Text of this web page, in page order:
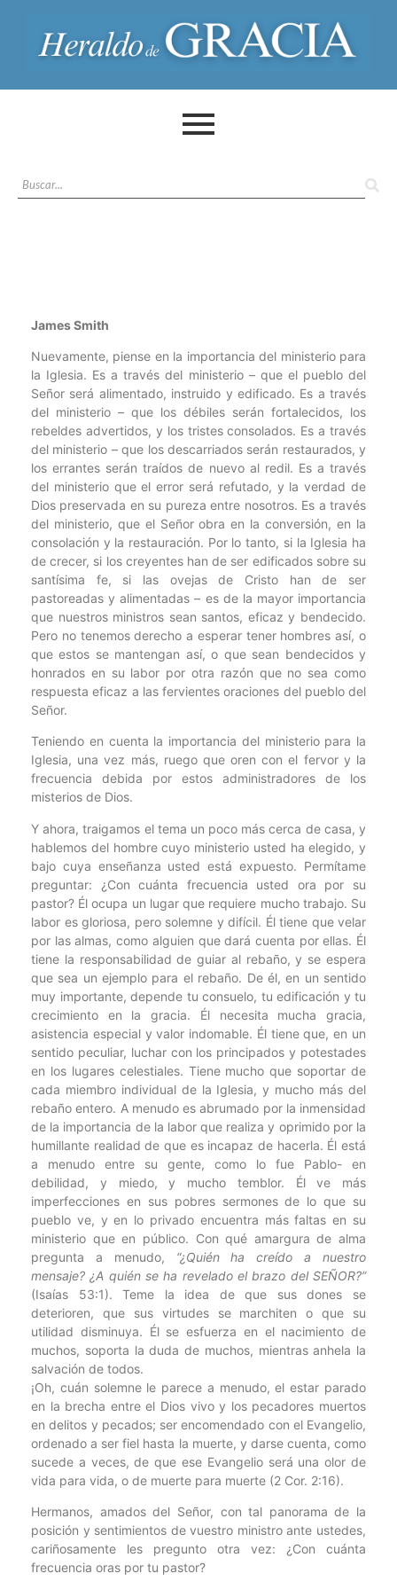
James Smith
Nuevamente, piense en la importancia del ministerio para
la Iglesia. Es a través del ministerio – que el pueblo del
Señor será alimentado, instruido y edificado. Es a través
del ministerio – que los débiles serán fortalecidos, los
rebeldes advertidos, y los tristes consolados. Es a través
del ministerio – que los descarriados serán restaurados, y
los errantes serán traídos de nuevo al redil. Es a través
del ministerio que el error será refutado, y la verdad de
Dios preservada en su pureza entre nosotros. Es a través
del ministerio, que el Señor obra en la conversión, en la
consolación y la restauración. Por lo tanto, si la Iglesia ha
de crecer, si los creyentes han de ser edificados sobre su
santísima fe, si las ovejas de Cristo han de ser
pastoreadas y alimentadas – es de la mayor importancia
que nuestros ministros sean santos, eficaz y bendecido.
Pero no tenemos derecho a esperar tener hombres así, o
que estos se mantengan así, o que sean bendecidos y
honrados en su labor por otra razón que no sea como
respuesta eficaz a las fervientes oraciones del pueblo del
Señor.
Teniendo en cuenta la importancia del ministerio para la
Iglesia, una vez más, ruego que oren con el fervor y la
frecuencia debida por estos administradores de los
misterios de Dios.
Y ahora, traigamos el tema un poco más cerca de casa, y
hablemos del hombre cuyo ministerio usted ha elegido, y
bajo cuya enseñanza usted está expuesto. Permítame
preguntar: ¿Con cuánta frecuencia usted ora por su
pastor? Él ocupa un lugar que requiere mucho trabajo. Su
labor es gloriosa, pero solemne y difícil. Él tiene que velar
por las almas, como alguien que dará cuenta por ellas. Él
tiene la responsabilidad de guiar al rebaño, y se espera
que sea un ejemplo para el rebaño. De él, en un sentido
muy importante, depende tu consuelo, tu edificación y tu
crecimiento en la gracia. Él necesita mucha gracia,
asistencia especial y valor indomable. Él tiene que, en un
sentido peculiar, luchar con los principados y potestades
en los lugares celestiales. Tiene mucho que soportar de
cada miembro individual de la Iglesia, y mucho más del
rebaño entero. A menudo es abrumado por la inmensidad
de la importancia de la labor que realiza y oprimido por la
humillante realidad de que es incapaz de hacerla. Él está
a menudo entre su gente, como lo fue Pablo- en
debilidad, y miedo, y mucho temblor. Él ve más
imperfecciones en sus pobres sermones de lo que su
pueblo ve, y en lo privado encuentra más faltas en su
ministerio que en público. Con qué amargura de alma
pregunta a menudo, “¿Quién ha creído a nuestro
mensaje? ¿A quién se ha revelado el brazo del SEÑOR?”
(Isaías 53:1). Teme la idea de que sus dones se
deterioren, que sus virtudes se marchiten o que su
utilidad disminuya. Él se esfuerza en el nacimiento de
muchos, soporta la duda de muchos, mientras anhela la
salvación de todos.
¡Oh, cuán solemne le parece a menudo, el estar parado
en la brecha entre el Dios vivo y los pecadores muertos
en delitos y pecados; ser encomendado con el Evangelio,
ordenado a ser fiel hasta la muerte, y darse cuenta, como
sucede a veces, de que ese Evangelio será una olor de
vida para vida, o de muerte para muerte (2 Cor. 2:16).
Hermanos, amados del Señor, con tal panorama de la
posición y sentimientos de vuestro ministro ante ustedes,
cariñosamente les pregunto otra vez: ¿Con cuánta
frecuencia oras por tu pastor?